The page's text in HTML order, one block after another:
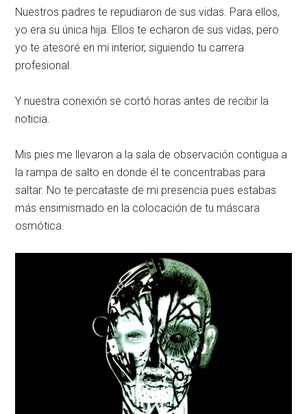
Nuestros padres te repudiaron de sus vidas. Para ellos,
yo era su única hija. Ellos te echaron de sus vidas, pero
yo te atesoré en mi interior, siguiendo tu carrera
profesional.
Y nuestra conexión se cortó horas antes de recibir la
noticia.
Mis pies me llevaron a la sala de observación contigua a
la rampa de salto en donde él te concentrabas para
saltar. No te percataste de mi presencia pues estabas
más ensimismado en la colocación de tu máscara
osmótica.